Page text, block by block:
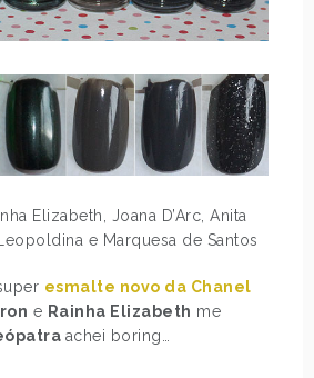
Elizabeth, Joana D’Arc, Anita
e Marquesa de Santos
esmalte novo da Chanel
e Rainha Elizabeth me
achei boring…